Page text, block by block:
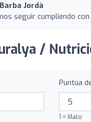
Jordà
seguir cumpliendo
/
Puntúa
1 = Malo